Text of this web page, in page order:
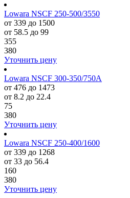
Lowara NSCF 250-500/3550
от 339 до 1500
от 58.5 до 99
355
380
Уточнить цену
Lowara NSCF 300-350/750A
от 476 до 1473
от 8.2 до 22.4
75
380
Уточнить цену
Lowara NSCF 250-400/1600
от 339 до 1268
от 33 до 56.4
160
380
Уточнить цену